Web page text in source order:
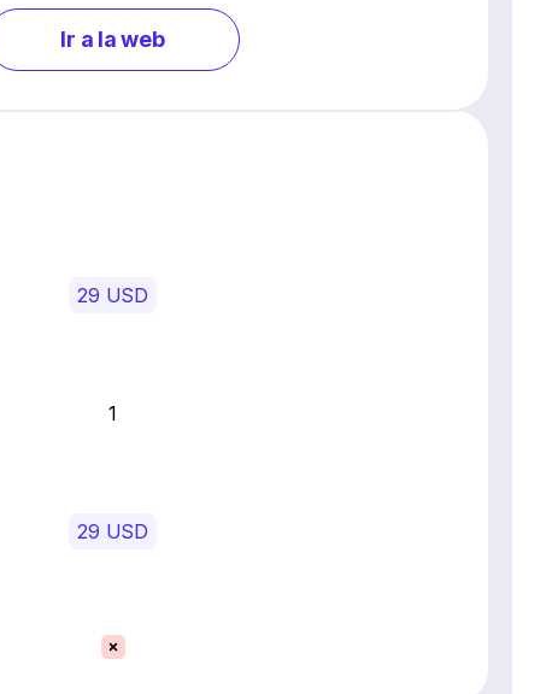
Marketing por correo electrónico
Ir a la web
29 USD
1
29 USD